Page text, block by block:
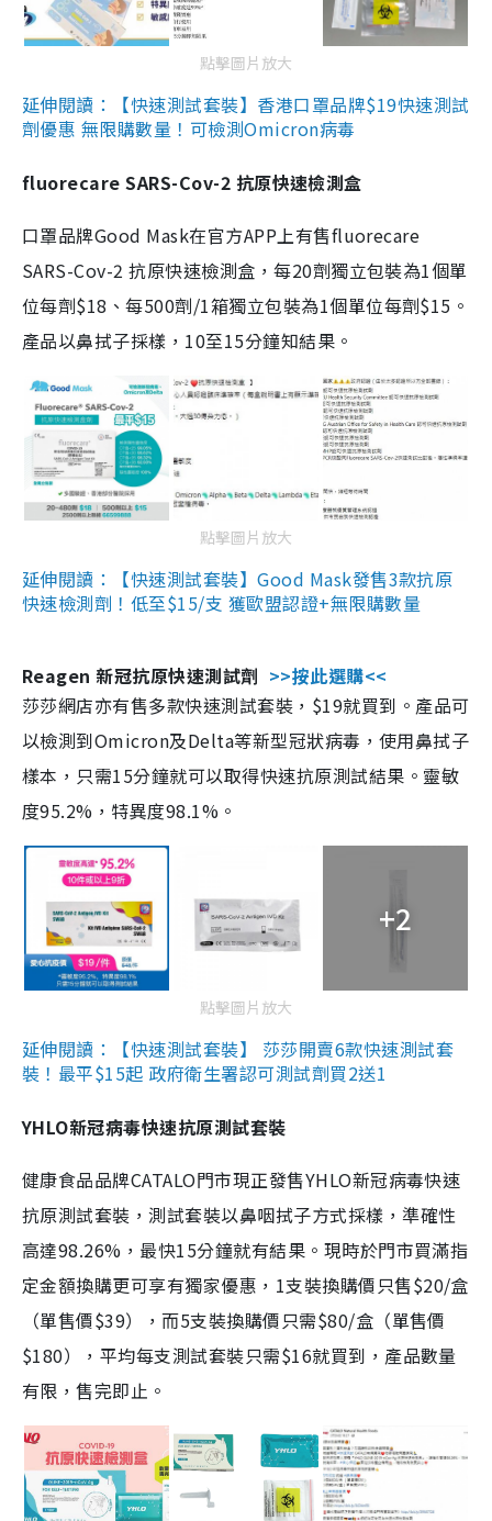
點擊圖片放大
延伸閱讀：【快速測試套裝】香港口罩品牌$19快速測試
劑優惠 無限購數量！可檢測Omicron病毒
fluorecare SARS-Cov-2 抗原快速檢測盒
口罩品牌Good Mask在官方APP上有售fluorecare
SARS-Cov-2 抗原快速檢測盒，每20劑獨立包裝為1個單
位每劑$18、每500劑/1箱獨立包裝為1個單位每劑$15。
產品以鼻拭子採樣，10至15分鐘知結果。
點擊圖片放大
延伸閱讀：【快速測試套裝】Good Mask發售3款抗原
快速檢測劑！低至$15/支 獲歐盟認證+無限購數量
Reagen 新冠抗原快速測試劑 >>按此選購<<
莎莎網店亦有售多款快速測試套裝，$19就買到。產品可
以檢測到Omicron及Delta等新型冠狀病毒，使用鼻拭子
樣本，只需15分鐘就可以取得快速抗原測試結果。靈敏
度95.2%，特異度98.1%。
+2
點擊圖片放大
延伸閱讀：【快速測試套裝】 莎莎開賣6款快速測試套
裝！最平$15起 政府衛生署認可測試劑買2送1
YHLO新冠病毒快速抗原測試套裝
健康食品品牌CATALO門市現正發售YHLO新冠病毒快速
抗原測試套裝，測試套裝以鼻咽拭子方式採樣，準確性
高達98.26%，最快15分鐘就有結果。現時於門市買滿指
定金額換購更可享有獨家優惠，1支裝換購價只售$20/盒
（單售價$39），而5支裝換購價只需$80/盒（單售價
$180），平均每支測試套裝只需$16就買到，產品數量
有限，售完即止。